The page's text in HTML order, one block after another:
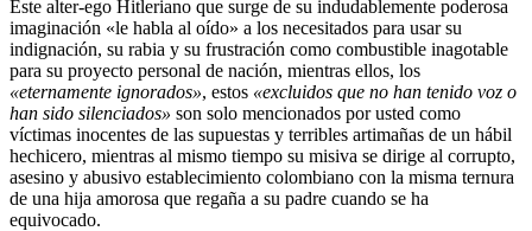
Este alter-ego Hitleriano que surge de su indudablemente poderosa
imaginación «le habla al oído» a los necesitados para usar su
indignación, su rabia y su frustración como combustible inagotable
para su proyecto personal de nación, mientras ellos, los
«eternamente ignorados», estos «excluidos que no han tenido voz o
han sido silenciados» son solo mencionados por usted como
víctimas inocentes de las supuestas y terribles artimañas de un hábil
hechicero, mientras al mismo tiempo su misiva se dirige al corrupto,
asesino y abusivo establecimiento colombiano con la misma ternura
de una hija amorosa que regaña a su padre cuando se ha
equivocado.